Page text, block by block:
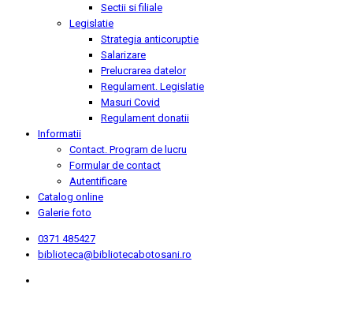
Sectii si filiale
Legislatie
Strategia anticoruptie
Salarizare
Prelucrarea datelor
Regulament. Legislatie
Masuri Covid
Regulament donatii
Informatii
Contact. Program de lucru
Formular de contact
Autentificare
Catalog online
Galerie foto
0371 485427
biblioteca@bibliotecabotosani.ro